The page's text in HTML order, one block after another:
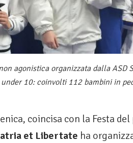
agonistica organizzata dalla ASD
10: coinvolti 112 bambini in
coincisa con la Festa
et Libertate ha